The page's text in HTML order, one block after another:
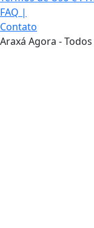
FAQ |
Contato
Araxá Agora -